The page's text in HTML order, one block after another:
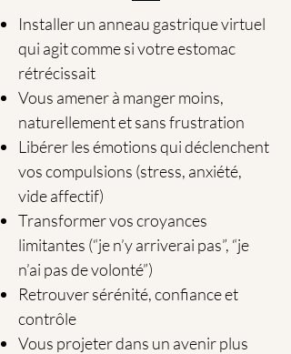
Installer un anneau gastrique virtuel
qui agit comme si votre estomac
rétrécissait
Vous amener à manger moins,
naturellement et sans frustration
Libérer les émotions qui déclenchent
vos compulsions (stress, anxiété,
vide affectif)
Transformer vos croyances
limitantes (“je n’y arriverai pas”, “je
n’ai pas de volonté”)
Retrouver sérénité, confiance et
contrôle
Vous projeter dans un avenir plus